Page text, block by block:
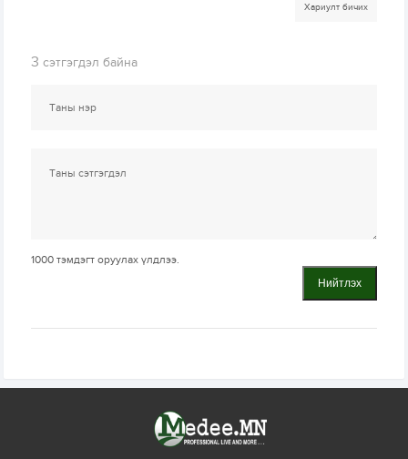
Хариулт бичих
3 сэтгэгдэл байна
1000 тэмдэгт оруулах үлдлээ.
Нийтлэх